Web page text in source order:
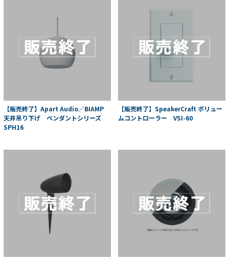
【販売終了】Apart Audio／BIAMP
天井吊り下げ ペンダントシリーズ
SPH16
【販売終了】SpeakerCraft ボリュー
ムコントローラー VSI-60